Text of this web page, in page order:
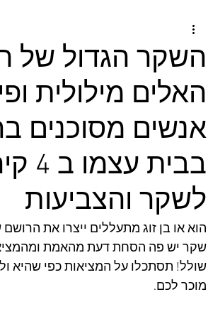
השקר הגדול של
האלים מילולית
אנשים מסוכנים
לשקר והצביעות
הוא או בן זוג מתעללים ייצרו את
שקר יש פה הסחת דעת מהאמת
שולל! תסתכלו על המציאות כפי שהיא
מוכר לכם.